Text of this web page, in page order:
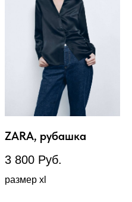
ZARA, рубашка
3 800 Руб.
размер xl